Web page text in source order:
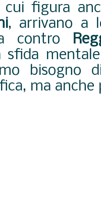
figura
, arrivano a
contro
sfida
bisogno
ma